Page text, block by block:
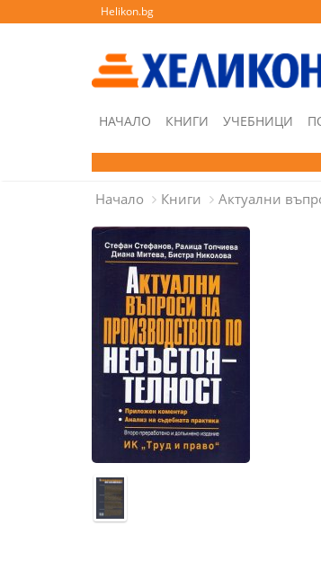
Helikon.bg
НАЧАЛО КНИГИ УЧЕБНИЦИ
Начало Книги Актуални